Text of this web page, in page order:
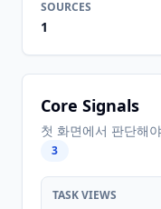
SOURCES
1
Core Signals
첫 화면에서 판단해
3
TASK VIEWS